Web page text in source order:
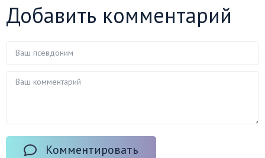
Добавить комментарий
Комментировать